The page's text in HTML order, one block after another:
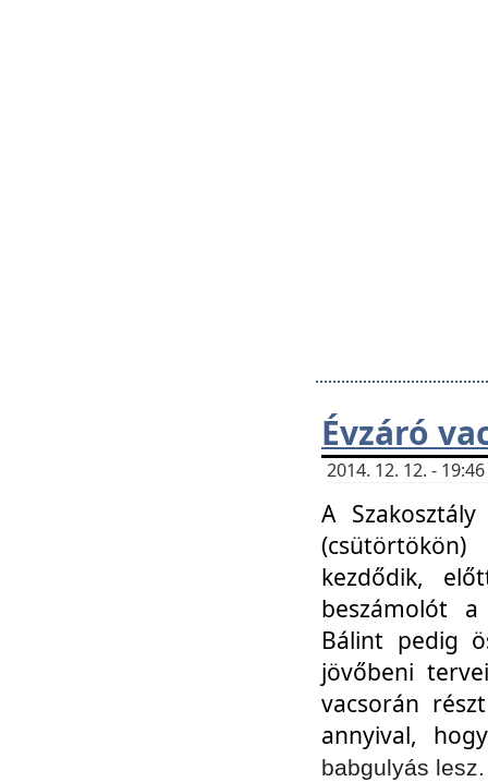
Évzáró
2014. 12. 12. -
A
kezdődik,
beszámolót
Bálint pedig
jövőbeni
vacsorán
annyival,
babgulyás